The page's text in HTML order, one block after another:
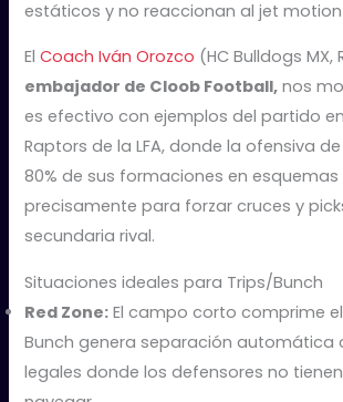
estáticos y no reaccionan al jet
ElCoach Iván Orozco (HC Bulldogs MX,
embajador de Cloob Football, nos
es efectivo con ejemplos del partido
Raptors de la LFA, donde la ofensiva
80% de sus formaciones en esquemas
precisamente para forzar cruces y
secundaria rival.
Situaciones ideales para Trips/Bunch
Red Zone: El campo corto comprime
Bunch genera separación automática
legales donde los defensores no